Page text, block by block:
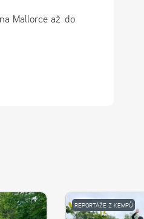
Mallorce až do
REPORTÁŽE Z KEMPŮ